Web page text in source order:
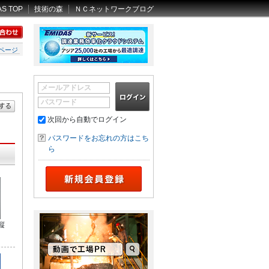
TOP 技術の森 ＮＣネットワークブログ
ージ
メールアドレス
パスワード
次回から自動でログイン
パスワードをお忘れの方はこち
ら